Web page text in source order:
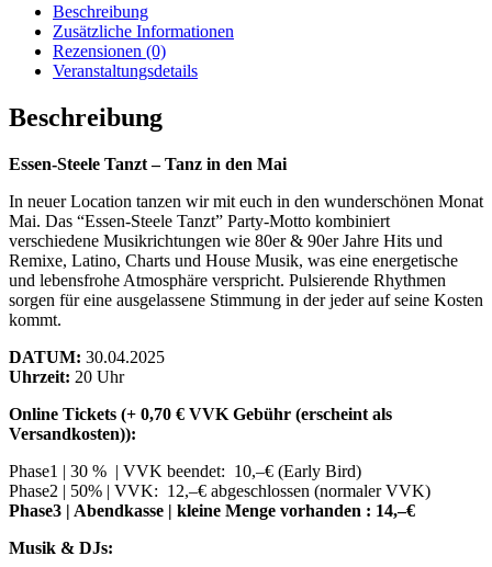
Beschreibung
Zusätzliche Informationen
Rezensionen (0)
Veranstaltungsdetails
Beschreibung
Essen-Steele Tanzt – Tanz in den Mai
In neuer Location tanzen wir mit euch in den wunderschönen Monat
Mai. Das “Essen-Steele Tanzt” Party-Motto kombiniert
verschiedene Musikrichtungen wie 80er & 90er Jahre Hits und
Remixe, Latino, Charts und House Musik, was eine energetische
und lebensfrohe Atmosphäre verspricht. Pulsierende Rhythmen
sorgen für eine ausgelassene Stimmung in der jeder auf seine Kosten
kommt.
DATUM: 30.04.2025
Uhrzeit: 20 Uhr
Online Tickets (+ 0,70 € VVK Gebühr (erscheint als
Versandkosten)):
Phase1 | 30 % | VVK beendet: 10,–€ (Early Bird)
Phase2 | 50% | VVK: 12,–€ abgeschlossen (normaler VVK)
Phase3 | Abendkasse | kleine Menge vorhanden : 14,–€
Musik & DJs: